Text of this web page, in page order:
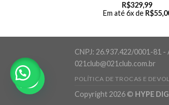
R$329,99
Em até 6x de R$
CNPJ: 26.937.422/0001-81 -
021club@021club.com.br
POLÍTICA DE TROCAS E
Copyright 2026 © HYPE